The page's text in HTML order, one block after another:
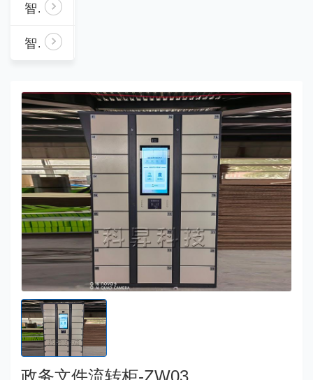
智能图书管理柜
智能钥匙管理柜
政务文件流转柜-ZW03